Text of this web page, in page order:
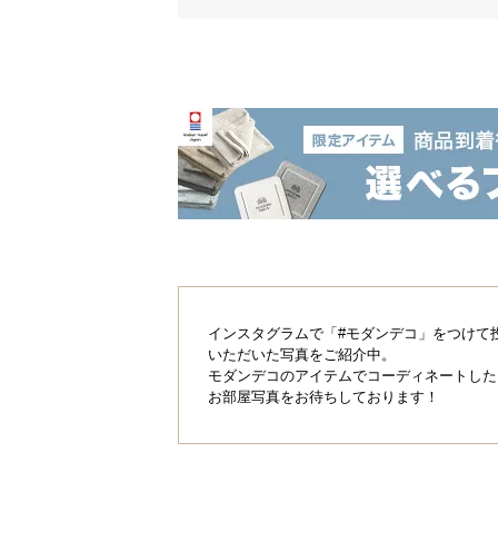
インスタグラムで「#モダンデコ」をつけて
いただいた写真をご紹介中。
モダンデコのアイテムでコーディネートし
お部屋写真をお待ちしております！